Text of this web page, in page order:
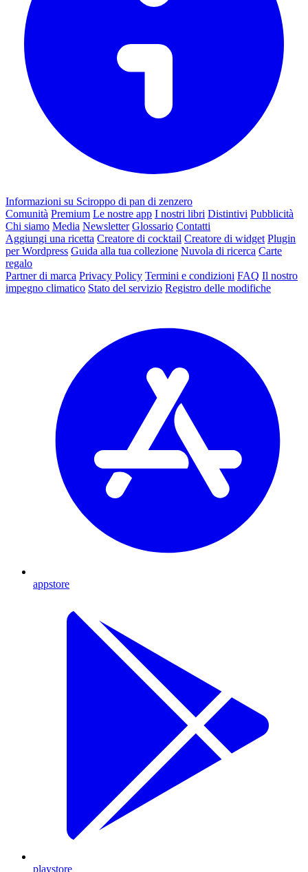
Informazioni su Sciroppo di pan di zenzero
Comunità Premium Le nostre app I nostri libri Distintivi Pubblicità
Chi siamo Media Newsletter Glossario Contatti
Aggiungi una ricetta Creatore di cocktail Creatore di widget Plugin
per Wordpress Guida alla tua collezione Nuvola di ricerca Carte
regalo
Partner di marca Privacy Policy Termini e condizioni FAQ Il nostro
impegno climatico Stato del servizio Registro delle modifiche
appstore
playstore